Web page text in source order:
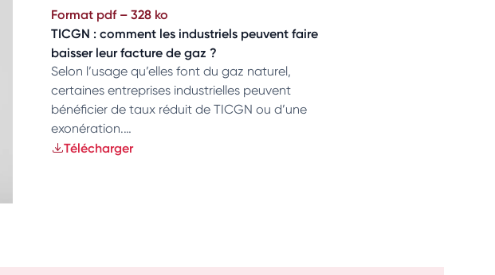
Format pdf – 328 ko
TICGN : comment les industriels peuvent faire
baisser leur facture de gaz ?
Selon l’usage qu’elles font du gaz naturel,
certaines entreprises industrielles peuvent
bénéficier de taux réduit de TICGN ou d’une
exonération.…
Télécharger